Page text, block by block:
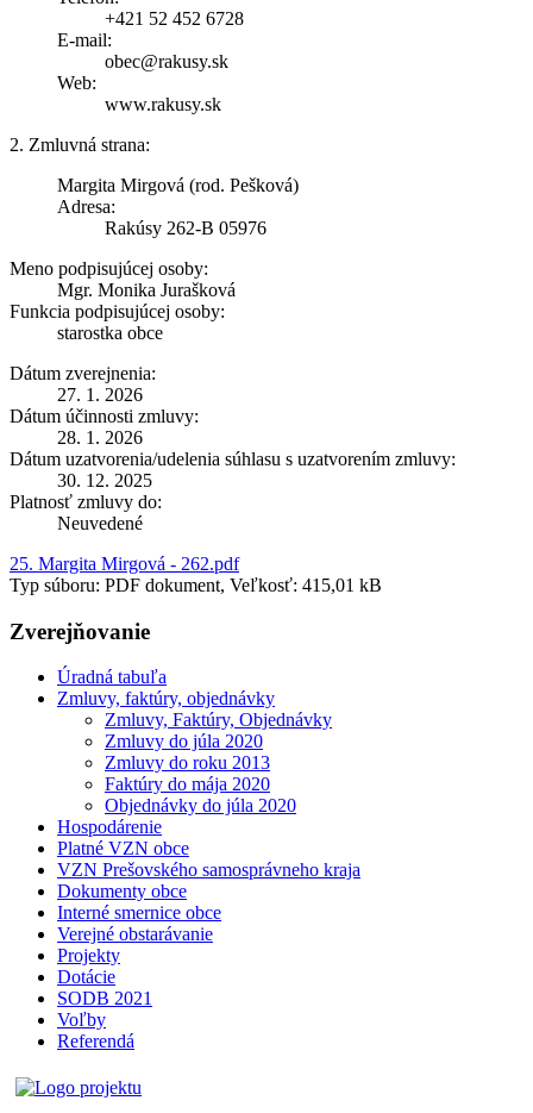
+421 52 452 6728
E-mail:
obec@rakusy.sk
Web:
www.rakusy.sk
2. Zmluvná strana:
Margita Mirgová (rod. Pešková)
Adresa:
Rakúsy 262-B 05976
Meno podpisujúcej osoby:
Mgr. Monika Jurašková
Funkcia podpisujúcej osoby:
starostka obce
Dátum zverejnenia:
27. 1. 2026
Dátum účinnosti zmluvy:
28. 1. 2026
Dátum uzatvorenia/udelenia súhlasu s uzatvorením zmluvy:
30. 12. 2025
Platnosť zmluvy do:
Neuvedené
25. Margita Mirgová - 262.pdf
Typ súboru: PDF dokument, Veľkosť: 415,01 kB
Zverejňovanie
Úradná tabuľa
Zmluvy, faktúry, objednávky
Zmluvy, Faktúry, Objednávky
Zmluvy do júla 2020
Zmluvy do roku 2013
Faktúry do mája 2020
Objednávky do júla 2020
Hospodárenie
Platné VZN obce
VZN Prešovského samosprávneho kraja
Dokumenty obce
Interné smernice obce
Verejné obstarávanie
Projekty
Dotácie
SODB 2021
Voľby
Referendá